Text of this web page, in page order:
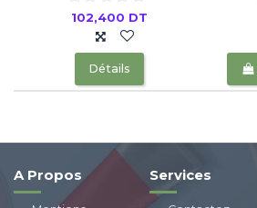
102,400 DT
Détails
A Propos Services